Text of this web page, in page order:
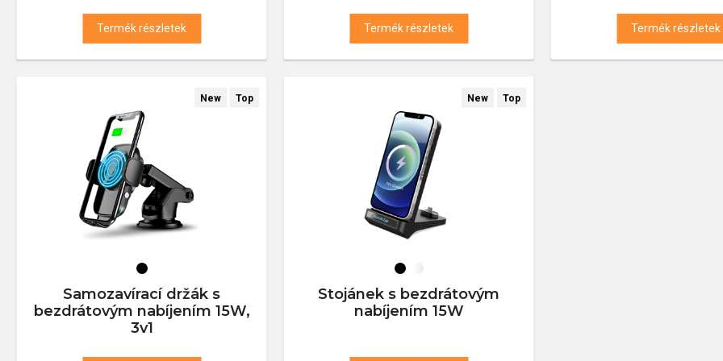
Termék részletek Termék részletek Termék részletek
New Top
Samozavírací držák s
bezdrátovým nabíjením 15W,
3v1
New Top
Stojánek s bezdrátovým
nabíjením 15W